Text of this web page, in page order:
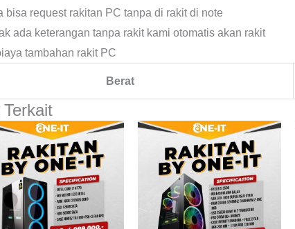
bisa request rakitan PC tanpa di rakit di note
ada keterangan tanpa rakit kami otomatis akan rakit
tambahan rakit PC
Berat